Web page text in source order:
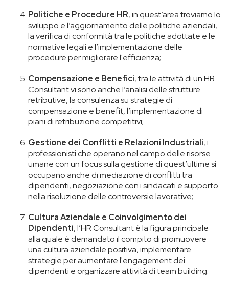
Politiche e Procedure HR, in quest’area troviamo lo
sviluppo e l’aggiornamento delle politiche aziendali,
la verifica di conformità tra le politiche adottate e le
normative legali e l’implementazione delle
procedure per migliorare l'efficienza;
Compensazione e Benefici, tra le attività di un HR
Consultant vi sono anche l’analisi delle strutture
retributive, la consulenza su strategie di
compensazione e benefit, l’implementazione di
piani di retribuzione competitivi;
Gestione dei Conflitti e Relazioni Industriali, i
professionisti che operano nel campo delle risorse
umane con un focus sulla gestione di quest’ultime si
occupano anche di mediazione di conflitti tra
dipendenti, negoziazione con i sindacati e supporto
nella risoluzione delle controversie lavorative;
Cultura Aziendale e Coinvolgimento dei
Dipendenti, l’HR Consultant è la figura principale
alla quale è demandato il compito di promuovere
una cultura aziendale positiva, implementare
strategie per aumentare l'engagement dei
dipendenti e organizzare attività di team building.